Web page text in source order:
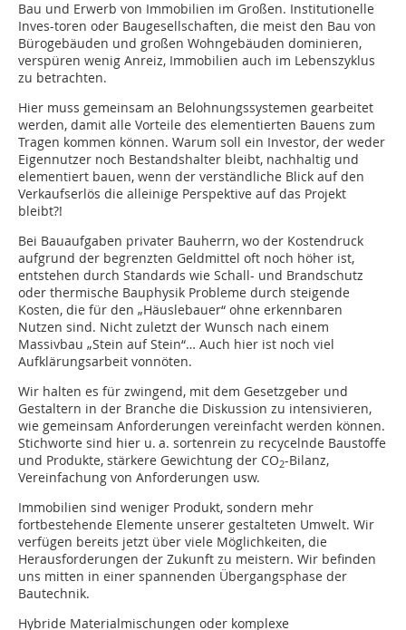
Bau und Erwerb von Immobilien im Großen. Institutionelle
Inves-toren oder Baugesellschaften, die meist den Bau von
Bürogebäuden und großen Wohngebäuden dominieren,
verspüren wenig Anreiz, Immobilien auch im Lebenszyklus
zu betrachten.
Hier muss gemeinsam an Belohnungssystemen gearbeitet
werden, damit alle Vorteile des elementierten Bauens zum
Tragen kommen können. Warum soll ein Investor, der weder
Eigennutzer noch Bestandshalter bleibt, nachhaltig und
elementiert bauen, wenn der verständliche Blick auf den
Verkaufserlös die alleinige Perspektive auf das Projekt
bleibt?!
Bei Bauaufgaben privater Bauherrn, wo der Kostendruck
aufgrund der begrenzten Geldmittel oft noch höher ist,
entstehen durch Standards wie Schall- und Brandschutz
oder thermische Bauphysik Probleme durch steigende
Kosten, die für den „Häuslebauer“ ohne erkennbaren
Nutzen sind. Nicht zuletzt der Wunsch nach einem
Massivbau „Stein auf Stein“… Auch hier ist noch viel
Aufklärungsarbeit vonnöten.
Wir halten es für zwingend, mit dem Gesetzgeber und
Gestaltern in der Branche die Diskussion zu intensivieren,
wie gemeinsam Anforderungen vereinfacht werden können.
Stichworte sind hier u. a. sortenrein zu recycelnde Baustoffe
und Produkte, stärkere Gewichtung der CO2-Bilanz,
Vereinfachung von Anforderungen usw.
Immobilien sind weniger Produkt, sondern mehr
fortbestehende Elemente unserer gestalteten Umwelt. Wir
verfügen bereits jetzt über viele Möglichkeiten, die
Herausforderungen der Zukunft zu meistern. Wir befinden
uns mitten in einer spannenden Übergangsphase der
Bautechnik.
Hybride Materialmischungen oder komplexe